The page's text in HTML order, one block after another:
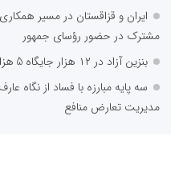
ایران و قزاقستان در مسیر
مشترک در حضور رؤسای جمهور
بنزین آزاد در ۱۲ هزار جایگاه 5 هزارتومنی شد
سه پایه مبارزه با فساد از نگاه
مدیریت تعارض منافع